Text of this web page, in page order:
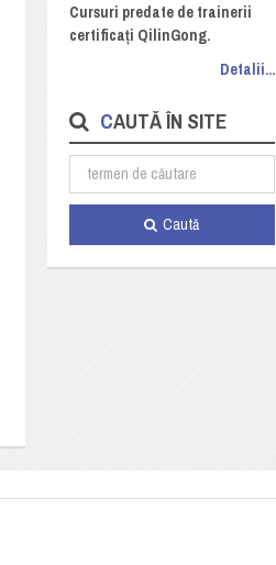
Cursuri predate de trainerii
certificați QilinGong.
Detalii...
CAUTĂ ÎN SITE
Caută